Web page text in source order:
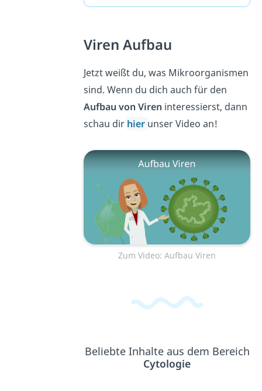
Viren Aufbau
Jetzt weißt du, was Mikroorganismen
sind. Wenn du dich auch für den
Aufbau von Viren interessierst, dann
schau dir hier unser Video an!
Zum Video: Aufbau Viren
Beliebte Inhalte aus dem Bereich
Cytologie